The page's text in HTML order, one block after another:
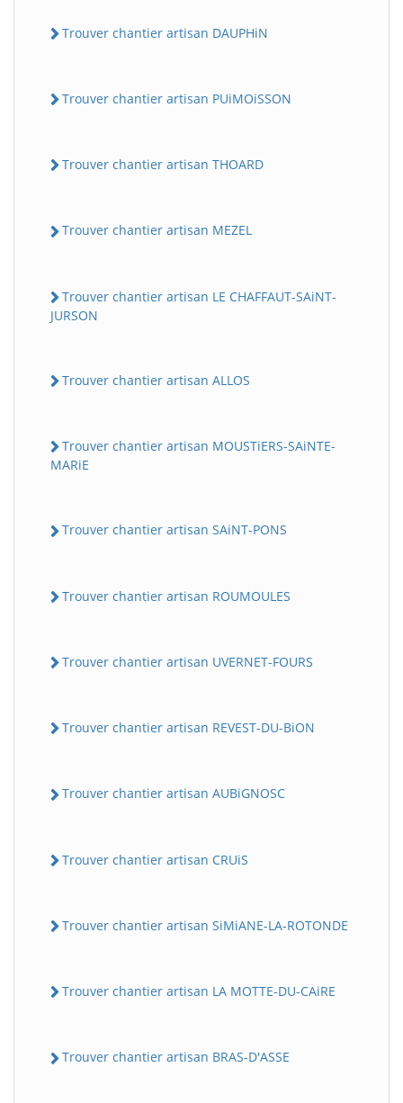
Trouver chantier artisan DAUPHiN
Trouver chantier artisan PUiMOiSSON
Trouver chantier artisan THOARD
Trouver chantier artisan MEZEL
Trouver chantier artisan LE CHAFFAUT-SAiNT-
JURSON
Trouver chantier artisan ALLOS
Trouver chantier artisan MOUSTiERS-SAiNTE-
MARiE
Trouver chantier artisan SAiNT-PONS
Trouver chantier artisan ROUMOULES
Trouver chantier artisan UVERNET-FOURS
Trouver chantier artisan REVEST-DU-BiON
Trouver chantier artisan AUBiGNOSC
Trouver chantier artisan CRUiS
Trouver chantier artisan SiMiANE-LA-ROTONDE
Trouver chantier artisan LA MOTTE-DU-CAiRE
Trouver chantier artisan BRAS-D'ASSE